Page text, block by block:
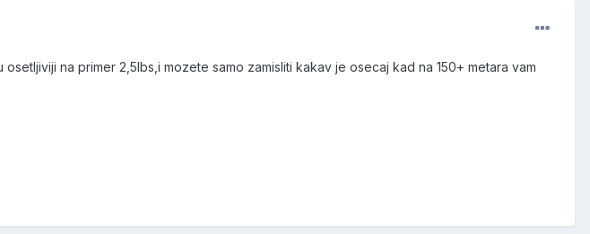
na primer 2,5lbs,i mozete samo zamisliti kakav je osecaj kad na 150+ metara vam